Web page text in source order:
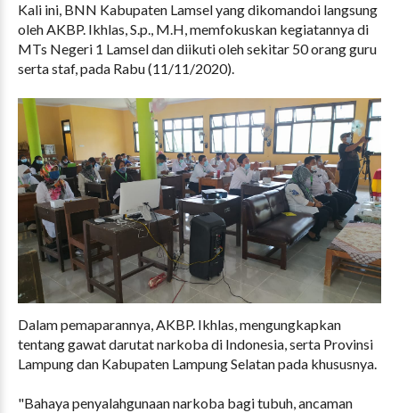
Kali ini, BNN Kabupaten Lamsel yang dikomandoi langsung
oleh AKBP. Ikhlas, S.p., M.H, memfokuskan kegiatannya di
MTs Negeri 1 Lamsel dan diikuti oleh sekitar 50 orang guru
serta staf, pada Rabu (11/11/2020).
Dalam pemaparannya, AKBP. Ikhlas, mengungkapkan
tentang gawat darutat narkoba di Indonesia, serta Provinsi
Lampung dan Kabupaten Lampung Selatan pada khususnya.
"Bahaya penyalahgunaan narkoba bagi tubuh, ancaman